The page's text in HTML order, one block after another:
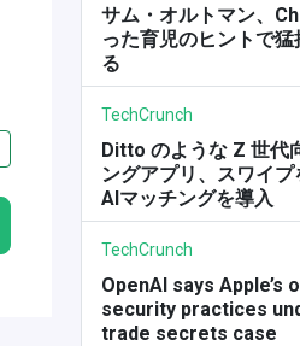
サム・オルトマン、
った育児のヒントで
る
TechCrunch
Ditto のような Z 世代
ングアプリ、スワイプ
AIマッチングを導入
TechCrunch
OpenAI says Apple’s
security practices
trade secrets case